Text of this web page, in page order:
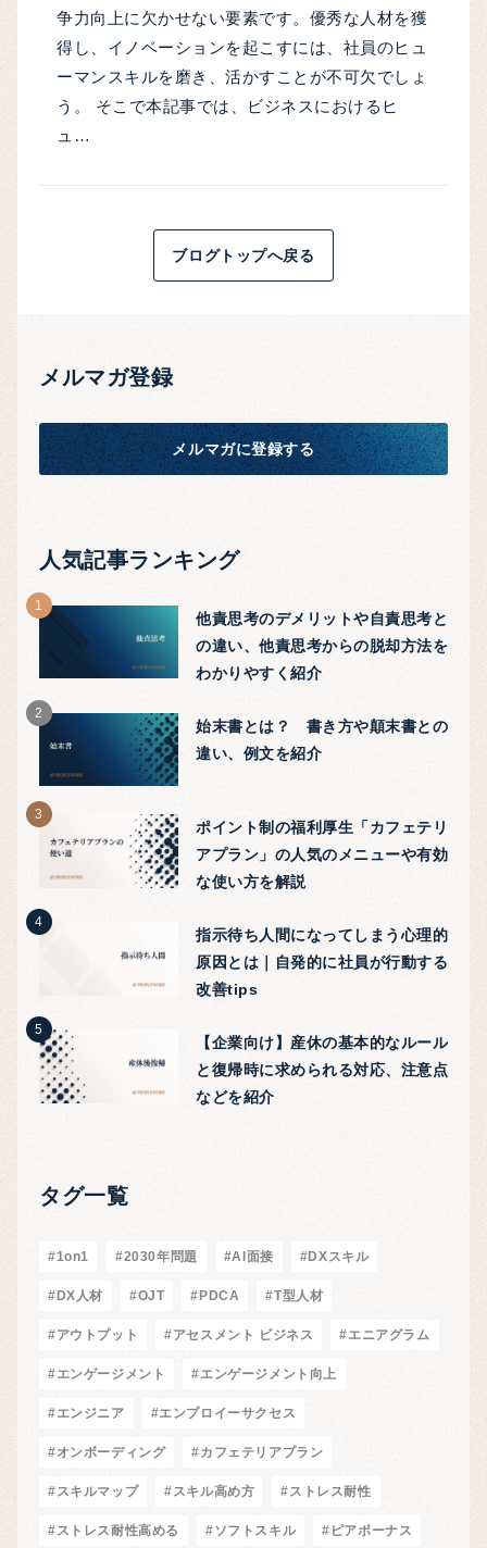
争力向上に欠かせない要素です。優秀な人材を獲
得し、イノベーションを起こすには、社員のヒュ
ーマンスキルを磨き、活かすことが不可欠でしょ
う。 そこで本記事では、ビジネスにおけるヒ
ュ…
ブログトップへ戻る
メルマガ登録
メルマガに登録する
人気記事ランキング
他責思考のデメリットや自責思考と
の違い、他責思考からの脱却方法を
わかりやすく紹介
始末書とは？ 書き方や顛末書との
違い、例文を紹介
ポイント制の福利厚生「カフェテリ
アプラン」の人気のメニューや有効
な使い方を解説
指示待ち人間になってしまう心理的
原因とは｜自発的に社員が行動する
改善tips
【企業向け】産休の基本的なルール
と復帰時に求められる対応、注意点
などを紹介
タグ一覧
#1on1 #2030年問題 #AI面接 #DXスキル
#DX人材 #OJT #PDCA #T型人材
#アウトプット #アセスメント ビジネス #エニアグラム
#エンゲージメント #エンゲージメント向上
#エンジニア #エンプロイーサクセス
#オンボーディング #カフェテリアプラン
#スキルマップ #スキル高め方 #ストレス耐性
#ストレス耐性高める #ソフトスキル #ピアボーナス